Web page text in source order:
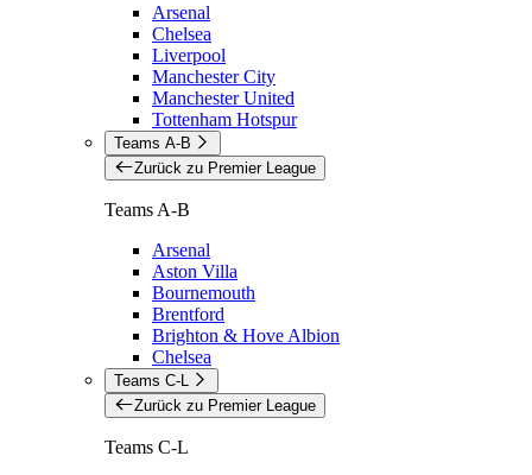
Arsenal
Chelsea
Liverpool
Manchester City
Manchester United
Tottenham Hotspur
Teams A-B
Zurück zu Premier League
Teams A-B
Arsenal
Aston Villa
Bournemouth
Brentford
Brighton & Hove Albion
Chelsea
Teams C-L
Zurück zu Premier League
Teams C-L